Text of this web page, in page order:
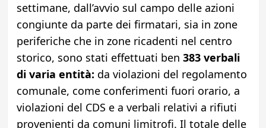
settimane, dall’avvio sul campo delle azioni
congiunte da parte dei firmatari, sia in zone
periferiche che in zone ricadenti nel centro
storico, sono stati effettuati ben 383 verbali
di varia entità: da violazioni del regolamento
comunale, come conferimenti fuori orario, a
violazioni del CDS e a verbali relativi a rifiuti
provenienti da comuni limitrofi. Il totale delle